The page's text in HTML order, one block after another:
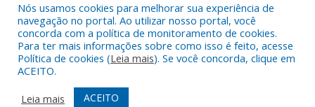
Todos os direitos reservados a Prefeitura Municipal de Bom
Jesus do Tocantins.
Mapa do Site
Acessar Área Administrativa
Nós usamos cookies para melhorar sua experiência de
navegação no portal. Ao utilizar nosso portal, você
concorda com a política de monitoramento de cookies.
Para ter mais informações sobre como isso é feito, acesse
Política de cookies (Leia mais). Se você concorda, clique em
ACEITO.
Leia mais
ACEITO